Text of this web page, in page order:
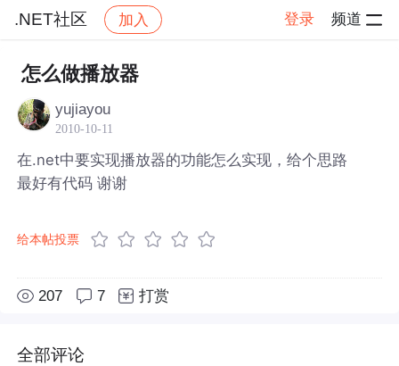
.NET社区 加入 登录 频道
社区 .NET社区
怎么做播放器
yujiayou
2010-10-11
在.net中要实现播放器的功能怎么实现，给个思路
最好有代码 谢谢
给本帖投票
207 7 打赏
全部评论